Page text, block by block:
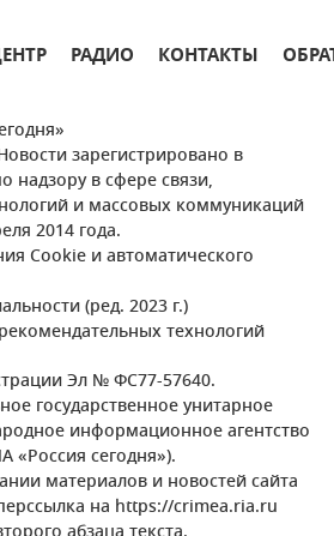
РАДИО КОНТАКТЫ
зарегистрировано в
надзору в сфере связи,
и массовых коммуникаций
2014 года.
Cookie и автоматического
(ред. 2023 г.)
технологий
Эл № ФС77-57640.
государственное унитарное
информационное агентство
«Россия сегодня»).
материалов и новостей сайта
на https://crimea.ria.ru